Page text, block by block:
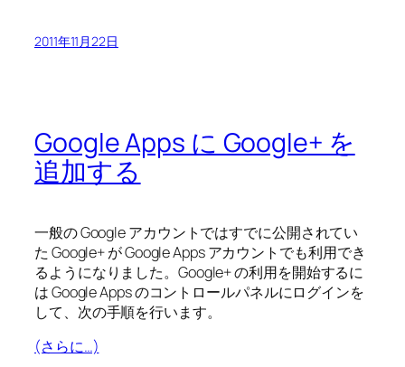
2011年11月22日
Google Apps に Google+ を
追加する
一般の Google アカウントではすでに公開されてい
た Google+ が Google Apps アカウントでも利用でき
るようになりました。Google+ の利用を開始するに
は Google Apps のコントロールパネルにログインを
して、次の手順を行います。
(さらに…)